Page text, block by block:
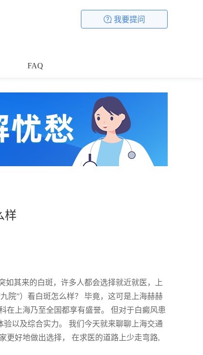
我要提问
FAQ
样
其来的白斑，许多人都会选择就近就医，上
院”）看白斑怎么样？ 毕竟，这可是上海赫赫
在上海乃至全国都享有盛誉。 但对于白癜风患
以及综合实力。 我们今天就来聊聊上海交通
更好地做出选择， 在求医的道路上少走弯路,